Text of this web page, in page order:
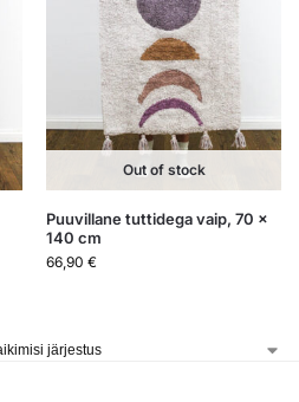
Out of stock
Puuvillane tuttidega vaip, 70 x
140 cm
66,90 €